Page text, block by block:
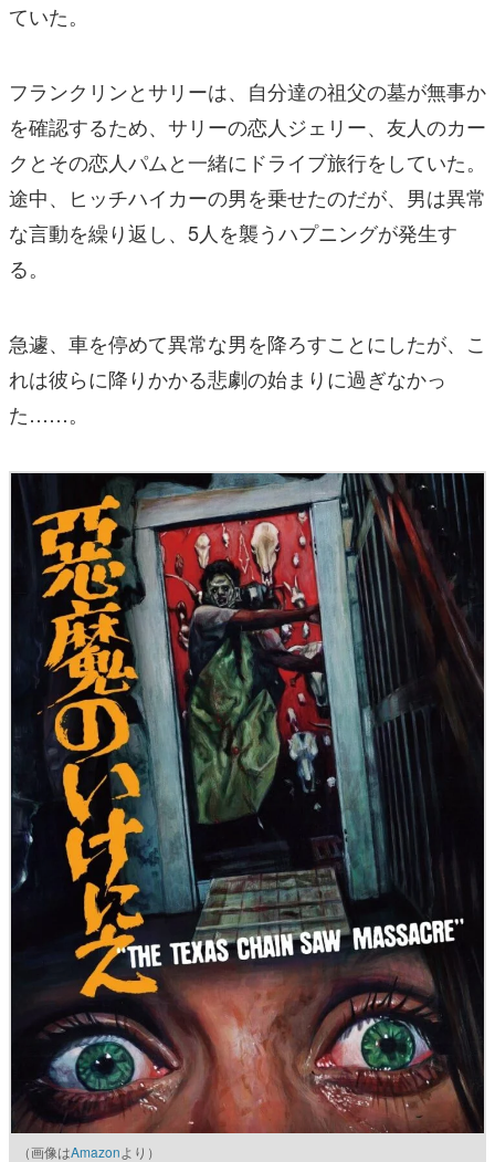
ていた。
フランクリンとサリーは、自分達の祖父の墓が無事か
を確認するため、サリーの恋人ジェリー、友人のカー
クとその恋人パムと一緒にドライブ旅行をしていた。
途中、ヒッチハイカーの男を乗せたのだが、男は異常
な言動を繰り返し、5人を襲うハプニングが発生す
る。
急遽、車を停めて異常な男を降ろすことにしたが、こ
れは彼らに降りかかる悲劇の始まりに過ぎなかっ
た……。
（画像はAmazonより）